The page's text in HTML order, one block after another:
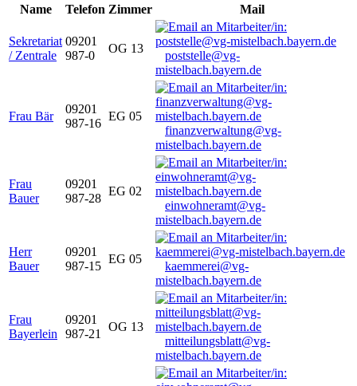
Name
Telefon Zimmer Mail
Sekretariat
/ Zentrale
09201
987-0
OG 13
poststelle@vg-
mistelbach.bayern.de
Frau Bär
09201
987-16
EG 05
finanzverwaltung@vg-
mistelbach.bayern.de
Frau
Bauer
09201
987-28
EG 02
einwohneramt@vg-
mistelbach.bayern.de
Herr
Bauer
09201
987-15
EG 05
kaemmerei@vg-
mistelbach.bayern.de
Frau
Bayerlein
09201
987-21
OG 13
mitteilungsblatt@vg-
mistelbach.bayern.de